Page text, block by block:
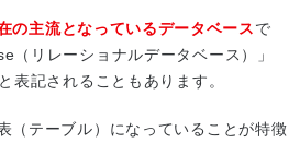
の主流となっているデータベースで
リレーショナルデータベース）」
表記されることもあります。
（テーブル）になっていることが特徴